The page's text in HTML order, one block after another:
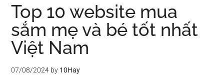
Top 10 website mua
sắm mẹ và bé tốt nhất
Việt Nam
07/08/2024 by 10Hay